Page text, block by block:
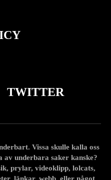
TWITTER
Vissa skulle kalla oss
av underbara saker kanske?
prylar, videoklipp, lolcats,